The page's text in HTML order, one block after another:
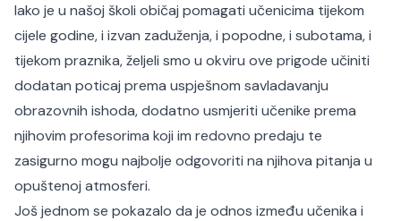
Iako je u našoj školi običaj pomagati učenicima tijekom
cijele godine, i izvan zaduženja, i popodne, i subotama, i
tijekom praznika, željeli smo u okviru ove prigode učiniti
dodatan poticaj prema uspješnom savladavanju
obrazovnih ishoda, dodatno usmjeriti učenike prema
njihovim profesorima koji im redovno predaju te
zasigurno mogu najbolje odgovoriti na njihova pitanja u
opuštenoj atmosferi.
Još jednom se pokazalo da je odnos između učenika i